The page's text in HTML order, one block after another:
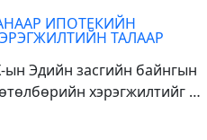
ИПОТЕКИЙН
ТАЛААР
Эдийн засгийн байнгын
хэрэгжилтийг …